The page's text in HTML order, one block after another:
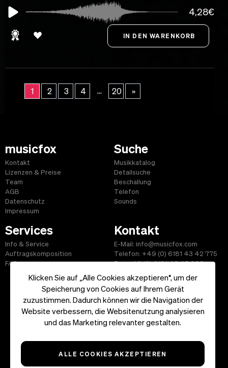
Klicken Sie auf „Alle Cookies akzeptieren“, um der
Speicherung von Cookies auf Ihrem Gerät
zuzustimmen. Dadurch können wir die Navigation der
Website verbessern, die Websitenutzung analysieren
und das Marketing relevanter gestalten.
ALLE COOKIES AKZEPTIEREN
4,28€
1 2 3 4 ... 20 »
musicfox
Kontakt
Lizenzen & Preise
Team
AGB
Datenschutz
Impressum
Suche
Musikkatalog
Detailsuche
Beschallung
Telefon
Sounds
Services
Info & Service
Auftragskomposition
FAQ
Kontakt
E-Mail: info@musicfox.com
Telefon: +49 (0) 6181 43 42 775
Fax: +49 (0) 6181 43 45 609
Start|Informationen|AGB|Kontakt
Copyright ©2026 musicfox.com - Gemafreie Musik. All Rights